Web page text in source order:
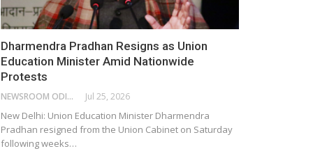
Dharmendra Pradhan Resigns as Union
Education Minister Amid Nationwide
Protests
NEWSROOM ODISHA NETWORK Jul 25, 2026
New Delhi: Union Education Minister Dharmendra
Pradhan resigned from the Union Cabinet on Saturday
following weeks…